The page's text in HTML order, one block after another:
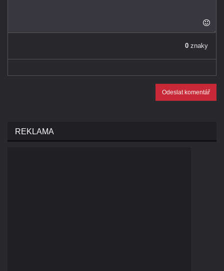
0 znaky
Odeslat komentář
REKLAMA